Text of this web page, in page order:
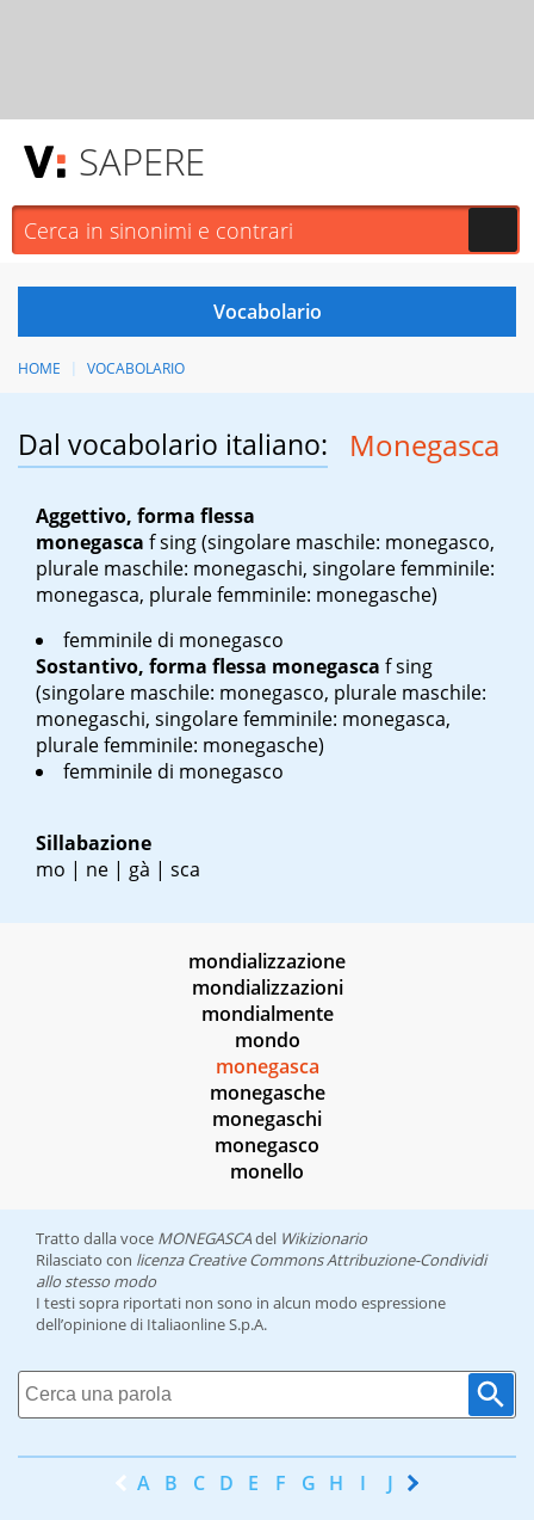
SAPERE
HOME VOCABOLARIO
Dal vocabolario italiano: Monegasca
Aggettivo, forma flessa
monegasca f sing(singolare maschile: monegasco,
plurale maschile: monegaschi, singolare femminile:
monegasca, plurale femminile: monegasche)
femminile di monegasco
Sostantivo, forma flessa monegasca f sing
(singolare maschile: monegasco, plurale maschile:
monegaschi, singolare femminile: monegasca,
plurale femminile: monegasche)
femminile di monegasco
Sillabazione
mo | ne | gà | sca
mondializzazione
mondializzazioni
mondialmente
mondo
monegasca
monegasche
monegaschi
monegasco
monello
Tratto dalla voce MONEGASCAdel Wikizionario
Rilasciato con licenza Creative Commons Attribuzione-Condividi
allo stesso modo
I testi sopra riportati non sono in alcun modo espressione
dell’opinione di Italiaonline S.p.A.
A B C D E F G H I J K